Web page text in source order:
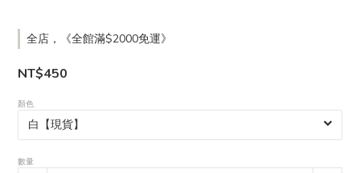
全店，《全館滿$2000免運》
NT$450
顏色
數量